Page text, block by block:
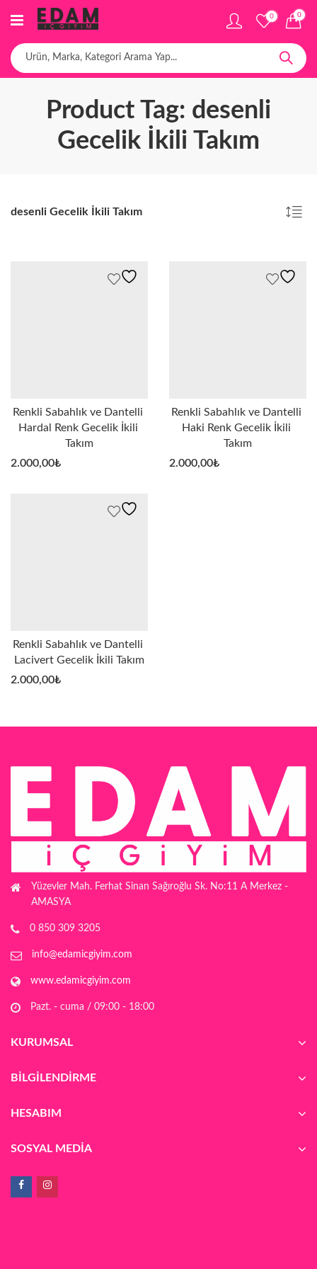
0 0
Product Tag: desenli
Gecelik İkili Takım
desenli Gecelik İkili Takım
Renkli Sabahlık ve Dantelli
Hardal Renk Gecelik İkili
Takım
2.000,00₺
Renkli Sabahlık ve Dantelli
Haki Renk Gecelik İkili
Takım
2.000,00₺
Renkli Sabahlık ve Dantelli
Lacivert Gecelik İkili Takım
2.000,00₺
Yüzevler Mah. Ferhat Sinan Sağıroğlu Sk. No:11 A Merkez -
AMASYA
0 850 309 3205
info@edamicgiyim.com
www.edamicgiyim.com
Pazt. - cuma / 09:00 - 18:00
KURUMSAL
BILGILENDIRME
HESABIM
SOSYAL MEDIA